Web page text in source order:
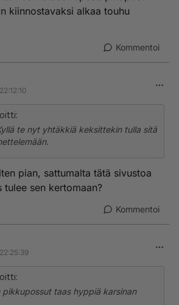
kiinnostavaksi alkaa touhu
Kommentoi
te nyt yhtäkkiä keksittekin tulla sitä
pian, sattumalta tätä sivustoa
tulee sen kertomaan?
Kommentoi
pikkupossut taas hyppiä karsinan